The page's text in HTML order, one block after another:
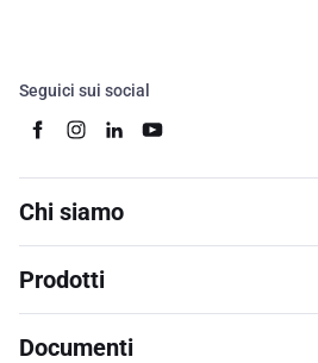
Seguici sui social
Chi siamo
Prodotti
Documenti